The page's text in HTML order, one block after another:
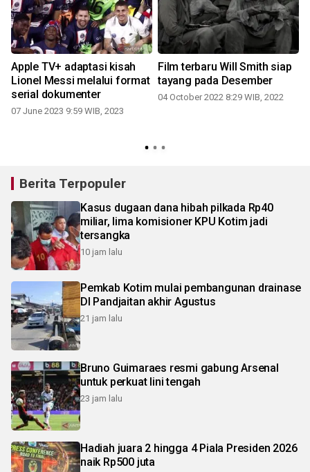
Apple TV+ adaptasi kisah
Lionel Messi melalui format
serial dokumenter
07 June 2023 9:59 WIB, 2023
Film terbaru Will Smith siap
tayang pada Desember
04 October 2022 8:29 WIB, 2022
Berita Terpopuler
Kasus dugaan dana hibah pilkada Rp40
miliar, lima komisioner KPU Kotim jadi
tersangka
10 jam lalu
Pemkab Kotim mulai pembangunan drainase
DI Pandjaitan akhir Agustus
21 jam lalu
Bruno Guimaraes resmi gabung Arsenal
untuk perkuat lini tengah
23 jam lalu
Hadiah juara 2 hingga 4 Piala Presiden 2026
naik Rp500 juta